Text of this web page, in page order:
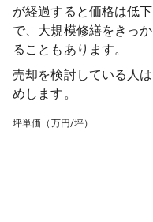
が経過すると価格は低
で、大規模修繕をきっ
ることもあります。
売却を検討している人
めします。
坪単価（万円/坪）